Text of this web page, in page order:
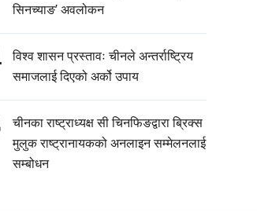
सिनच्याङ’ अवलोकन
विश्व शासन प्रस्तावः चीनले अन्तर्राष्ट्रिय
समाजलाई दिएको अर्को उपाय
चीनका राष्ट्राध्यक्ष सी चिनफिङद्वारा ब्रिक्स
मुलुक राष्ट्रानायकको अनलाइन सम्मेलनलाई
सम्बोधन